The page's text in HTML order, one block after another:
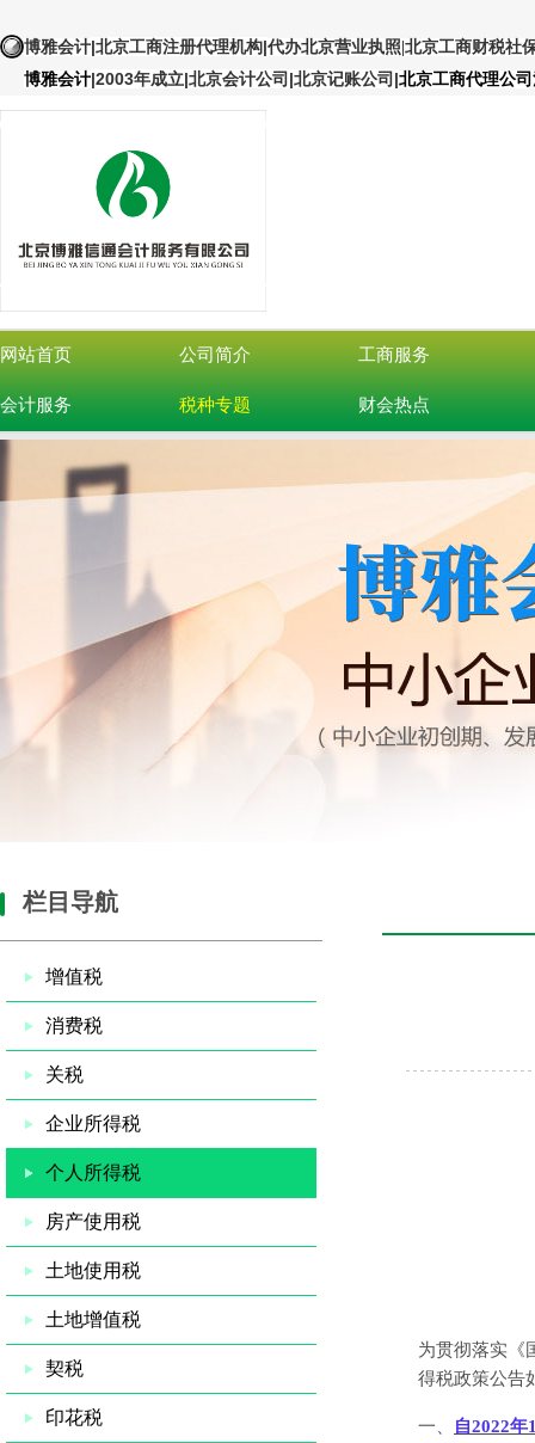
博雅会计|北京工商注册代理机构|代办北京营业执照 |北京工商财税社
博雅会计|2003年成立|北京会计公司|北京记账公司 |北京工商代理公
网站首页 公司简介 工商服务
会计服务 税种专题 财会热点
栏目导航
增值税
消费税
关税
企业所得税
个人所得税
房产使用税
土地使用税
土地增值税
契税
印花税
为贯彻落实《
得税政策公告
一、 自2022年